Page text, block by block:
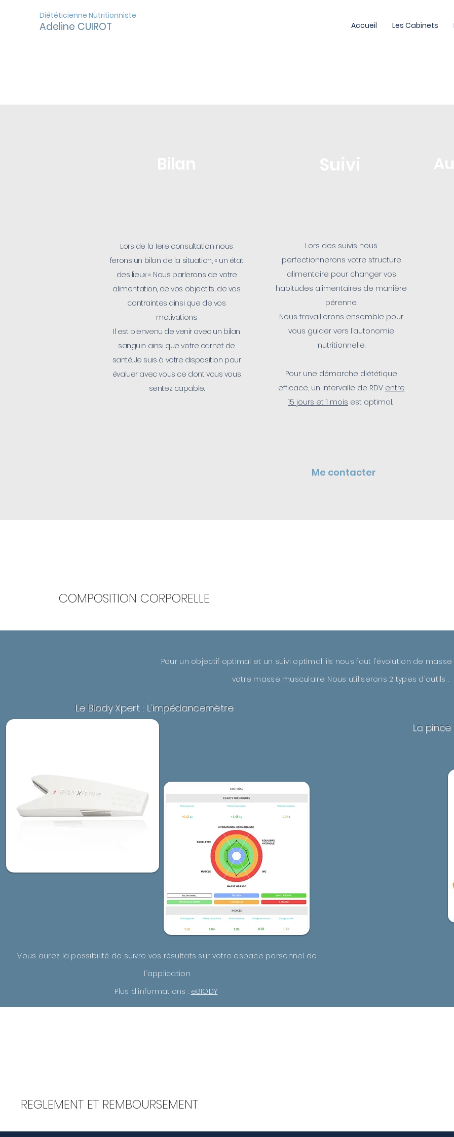
Diététicienne Nutritionniste
Adeline CUIROT Accueil Les Cabinets
Lors de la 1ere consultation nous
ferons un bilan de la situation, « un état
des lieux ». Nous parlerons de votre
alimentation, de vos objectifs, de vos
contraintes ainsi que de vos
motivations.
Il est bienvenu de venir avec un bilan
sanguin ainsi que votre carnet de
santé. Je suis à votre disposition pour
évaluer avec vous ce dont vous vous
sentez capable.
Lors des suivis nous
perfectionnerons votre structure
alimentaire pour changer vos
habitudes alimentaires de manière
pérenne.
Nous travaillerons ensemble pour
vous guider vers l’autonomie
nutritionnelle.
Pour une démarche diététique
efficace, un intervalle de RDV entre
15 jours et 1 mois est optimal.
Me contacter
COMPOSITION CORPORELLE
Pour un objectif optimal et un suivi optimal, ils nous faut l'évolution de
votre masse musculaire. Nous utiliserons 2 types d'outils :
Le Biody Xpert : L'impédancemètre
La
Vous aurez la possibilité de suivre vos résultats sur votre espace personnel de
l'application
Plus d'informations : eBIODY
REGLEMENT ET REMBOURSEMENT